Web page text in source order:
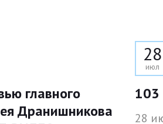
главного
Дранишникова
28
июл
103
28